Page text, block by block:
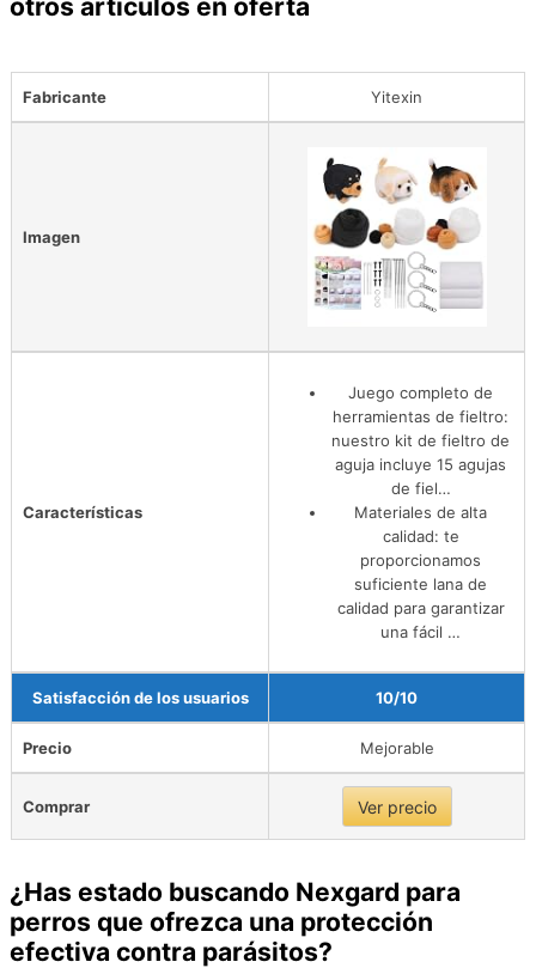
otros artículos en oferta
Fabricante Yitexin
Imagen
Características
Juego completo de
herramientas de fieltro:
nuestro kit de fieltro de
aguja incluye 15 agujas
de fiel…
Materiales de alta
calidad: te
proporcionamos
suficiente lana de
calidad para garantizar
una fácil …
Satisfacción de los usuarios 10/10
Precio Mejorable
Comprar Ver precio
¿Has estado buscando Nexgard para
perros que ofrezca una protección
efectiva contra parásitos?